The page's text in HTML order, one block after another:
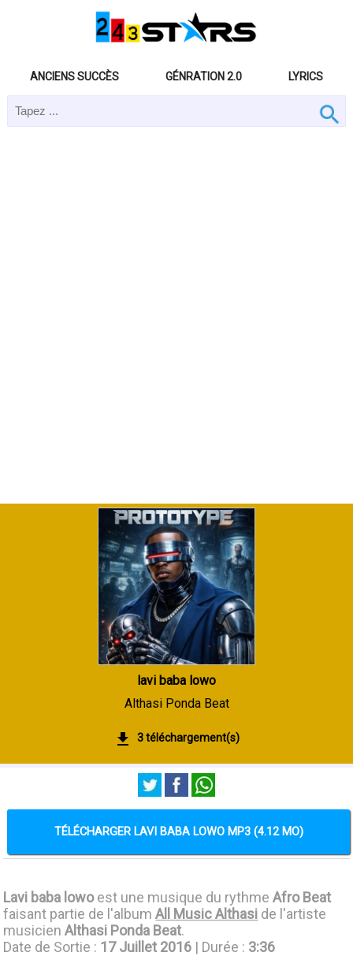
ANCIENS SUCCÈS GÉNRATION 2.0 LYRICS
lavi baba lowo
Althasi Ponda Beat
3 téléchargement(s)
TÉLÉCHARGER LAVI BABA LOWO MP3 (4.12 MO)
Lavi baba lowoest une musique du rythmeAfro Beat
faisant partie de l'albumAll Music Althasi de l'artiste
musicienAlthasi Ponda Beat.
Date de Sortie : 17 Juillet 2016 | Durée : 3:36